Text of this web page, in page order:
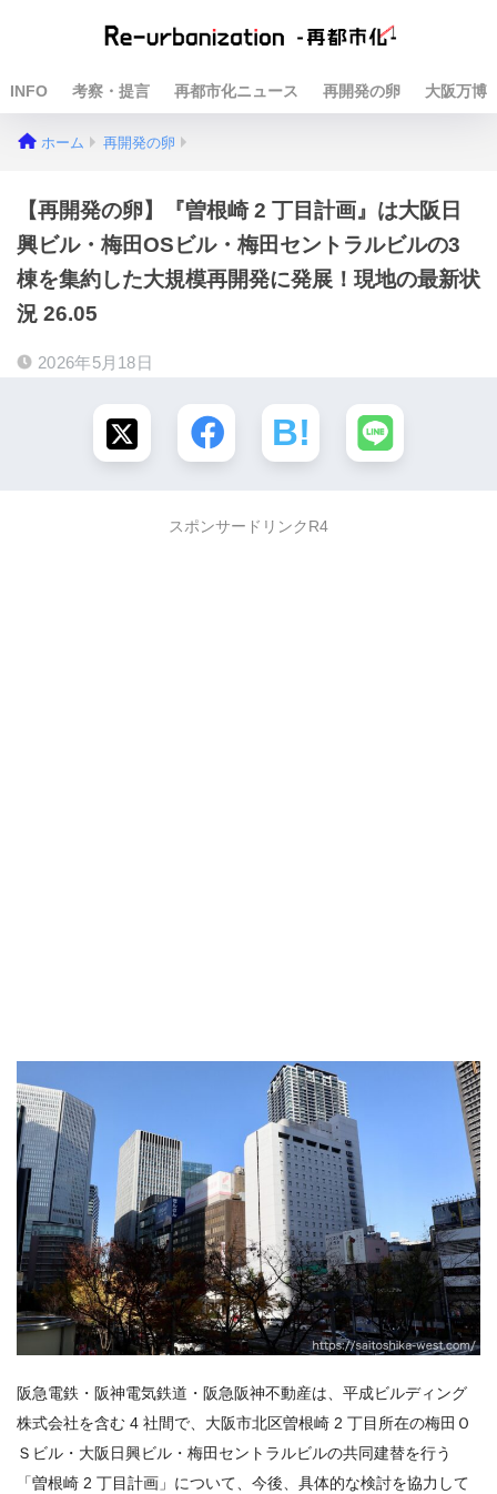
INFO 考察・提言 再都市化ニュース 再開発の卵 大阪万博
ホーム 再開発の卵
【再開発の卵】『曽根崎 2 丁目計画』は大阪日
興ビル・梅田OSビル・梅田セントラルビルの3
棟を集約した大規模再開発に発展！現地の最新状
況 26.05
2026年5月18日
スポンサードリンクR4
阪急電鉄・阪神電気鉄道・阪急阪神不動産は、平成ビルディング
株式会社を含む 4 社間で、大阪市北区曽根崎 2 丁目所在の梅田Ｏ
Ｓビル・大阪日興ビル・梅田セントラルビルの共同建替を行う
「曽根崎 2 丁目計画」について、今後、具体的な検討を協力して